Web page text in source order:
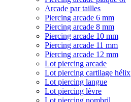
Arcade par tailles
Piercing arcade 6 mm
Piercing arcade 8 mm
Piercing arcade 10 mm
Piercing arcade 11 mm
Piercing arcade 12 mm
Lot piercing arcade
Lot piercing cartilage hélix
Lot piercing langue
Lot piercing lèvre
Lot piercing nombril